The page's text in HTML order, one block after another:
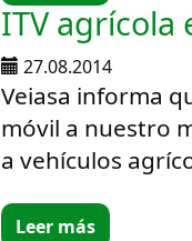
ITV agrícola
27.08.2014
Veiasa informa
móvil a nuestro
a vehículos
Leer más